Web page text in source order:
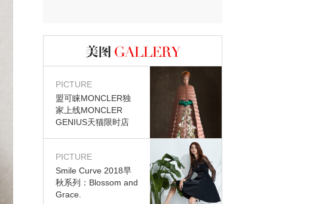
图库
PICTURE
盟可睐MONCLER独
家上线MONCLER
GENIUS天猫限时店
PICTURE
Smile Curve 2018早
秋系列：Blossom and
Grace.